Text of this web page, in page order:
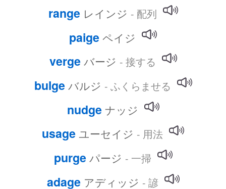
range レインジ - 配列
paige ペイジ
verge バージ - 接する
bulge バルジ - ふくらませる
nudge ナッジ
usage ユーセイジ - 用法
purge パージ - 一掃
adage アディッジ - 諺